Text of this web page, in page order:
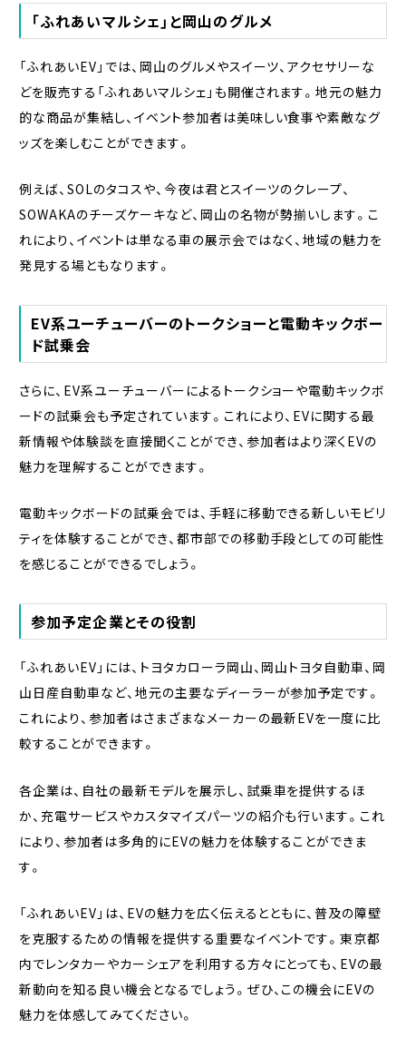
「ふれあいマルシェ」と岡山のグルメ
「ふれあいEV」では、岡山のグルメやスイーツ、アクセサリーな
どを販売する「ふれあいマルシェ」も開催されます。地元の魅力
的な商品が集結し、イベント参加者は美味しい食事や素敵なグ
ッズを楽しむことができます。
例えば、SOLのタコスや、今夜は君とスイーツのクレープ、
SOWAKAのチーズケーキなど、岡山の名物が勢揃いします。こ
れにより、イベントは単なる車の展示会ではなく、地域の魅力を
発見する場ともなります。
EV系ユーチューバーのトークショーと電動キックボー
ド試乗会
さらに、EV系ユーチューバーによるトークショーや電動キックボ
ードの試乗会も予定されています。これにより、EVに関する最
新情報や体験談を直接聞くことができ、参加者はより深くEVの
魅力を理解することができます。
電動キックボードの試乗会では、手軽に移動できる新しいモビリ
ティを体験することができ、都市部での移動手段としての可能性
を感じることができるでしょう。
参加予定企業とその役割
「ふれあいEV」には、トヨタカローラ岡山、岡山トヨタ自動車、岡
山日産自動車など、地元の主要なディーラーが参加予定です。
これにより、参加者はさまざまなメーカーの最新EVを一度に比
較することができます。
各企業は、自社の最新モデルを展示し、試乗車を提供するほ
か、充電サービスやカスタマイズパーツの紹介も行います。これ
により、参加者は多角的にEVの魅力を体験することができま
す。
「ふれあいEV」は、EVの魅力を広く伝えるとともに、普及の障壁
を克服するための情報を提供する重要なイベントです。東京都
内でレンタカーやカーシェアを利用する方々にとっても、EVの最
新動向を知る良い機会となるでしょう。ぜひ、この機会にEVの
魅力を体感してみてください。